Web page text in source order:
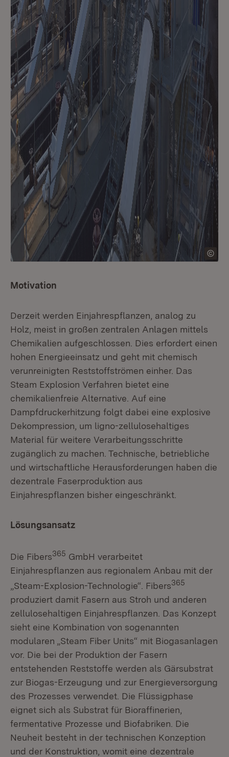
Motivation
Derzeit werden Einjahrespflanzen, analog zu
Holz, meist in großen zentralen Anlagen mittels
Chemikalien aufgeschlossen. Dies erfordert einen
hohen Energieeinsatz und geht mit chemisch
verunreinigten Reststoffströmen einher. Das
Steam Explosion Verfahren bietet eine
chemikalienfreie Alternative. Auf eine
Dampfdruckerhitzung folgt dabei eine explosive
Dekompression, um ligno-zellulosehaltiges
Material für weitere Verarbeitungsschritte
zugänglich zu machen. Technische, betriebliche
und wirtschaftliche Herausforderungen haben die
dezentrale Faserproduktion aus
Einjahrespflanzen bisher eingeschränkt.
Lösungsansatz
Die Fibers365 GmbH verarbeitet
Einjahrespflanzen aus regionalem Anbau mit der
„Steam-Explosion-Technologie“. Fibers365
produziert damit Fasern aus Stroh und anderen
zellulosehaltigen Einjahrespflanzen. Das Konzept
sieht eine Kombination von sogenannten
modularen „Steam Fiber Units“ mit Biogasanlagen
vor. Die bei der Produktion der Fasern
entstehenden Reststoffe werden als Gärsubstrat
zur Biogas-Erzeugung und zur Energieversorgung
des Prozesses verwendet. Die Flüssigphase
eignet sich als Substrat für Bioraffinerien,
fermentative Prozesse und Biofabriken. Die
Neuheit besteht in der technischen Konzeption
und der Konstruktion, womit eine dezentrale